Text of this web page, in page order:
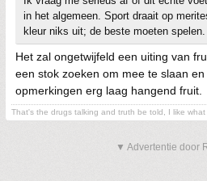
in het algemeen. Sport draait op
kleur niks uit; de beste moeten spelen.
Het zal ongetwijfeld een uiting van
een stok zoeken om mee te slaan
opmerkingen erg laag hangend fruit.
That's the drugs talking and truth be told, I like what
▼ Advertentie door